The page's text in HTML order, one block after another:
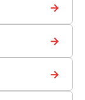
→
→
→